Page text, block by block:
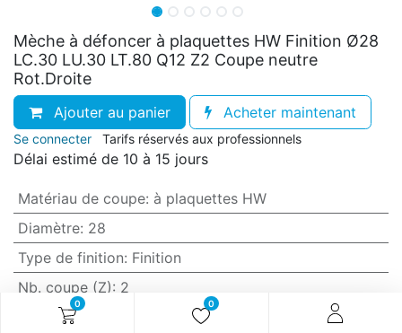
0 0
Mèche à défoncer à plaquettes HW Finition Ø28
LC.30 LU.30 LT.80 Q12 Z2 Coupe neutre
Rot.Droite
Ajouter au panier Acheter maintenant
Se connecter Tarifs réservés aux professionnels
Délai estimé de 10 à 15 jours
Matériau de coupe: à plaquettes HW
Diamètre: 28
Type de finition: Finition
Nb. coupe (Z): 2
Sens de la coupe
Coupe neutre